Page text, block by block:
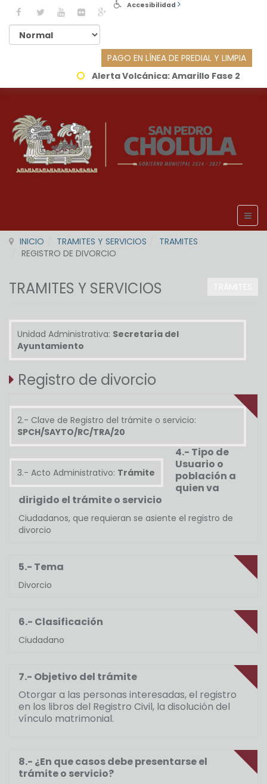
Accesibilidad
PAGO EN LÍNEA DE PREDIAL Y LIMPIA
Alerta Volcánica:Amarillo Fase 2
INICIO TRAMITES Y SERVICIOS
TRAMITES
REGISTRO DE DIVORCIO
TRAMITES Y SERVICIOS
Unidad Administrativa: Secretaría del
Ayuntamiento
Registro de divorcio
2.- Clave de Registro del trámite o servicio:
SPCH/SAYTO/RC/TRA/20
3.- Acto Administrativo: Trámite
4.- Tipo de
Usuario o
población a
quien va
dirigido el trámite o servicio
Ciudadanos, que requieran se asiente el registro de
divorcio
5.- Tema
Divorcio
6.- Clasificación
Ciudadano
7.- Objetivo del trámite
Otorgar a las personas interesadas, el registro
en los libros del Registro Civil, la disolución del
vínculo matrimonial.
8.- ¿En que casos debe presentarse el
trámite o servicio?